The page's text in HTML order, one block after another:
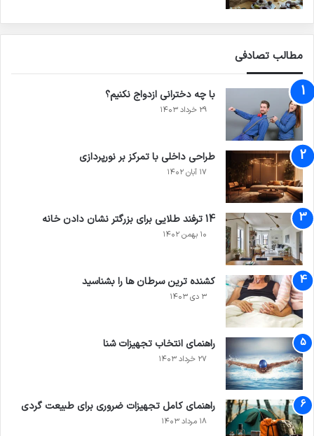
مطالب تصادفی
با چه دخترانی ازدواج نکنیم؟
۲۹ خرداد ۱۴۰۳
طراحی داخلی با تمرکز بر نورپردازی
۱۷ آبان ۱۴۰۲
14 ترفند طلایی برای بزرگ‏تر نشان دادن خانه
۱۰ بهمن ۱۴۰۲
کشنده ترین سرطان ها را بشناسید
۳ دی ۱۴۰۳
راهنمای انتخاب تجهیزات شنا
۲۷ خرداد ۱۴۰۳
راهنمای کامل تجهیزات ضروری برای طبیعت گردی
۱۸ مرداد ۱۴۰۳